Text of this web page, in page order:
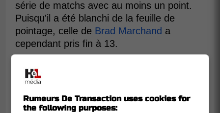
série de matchs avec au moins un point.
Puisqu'il a été blanchi de la feuille de
pointage, celle de Brad Marchand a
cependant pris fin à 13.
Rumeurs De Transaction uses cookies for
the following purposes: